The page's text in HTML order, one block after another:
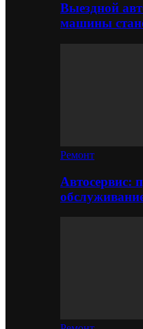
Выездной
машины
Ремонт
Автосервис: